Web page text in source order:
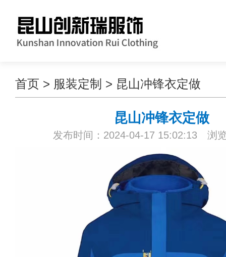
首页 > 服装定制 > 昆山冲锋衣定做
昆山冲锋衣定做
发布时间：2024-04-17 15:02:13 浏